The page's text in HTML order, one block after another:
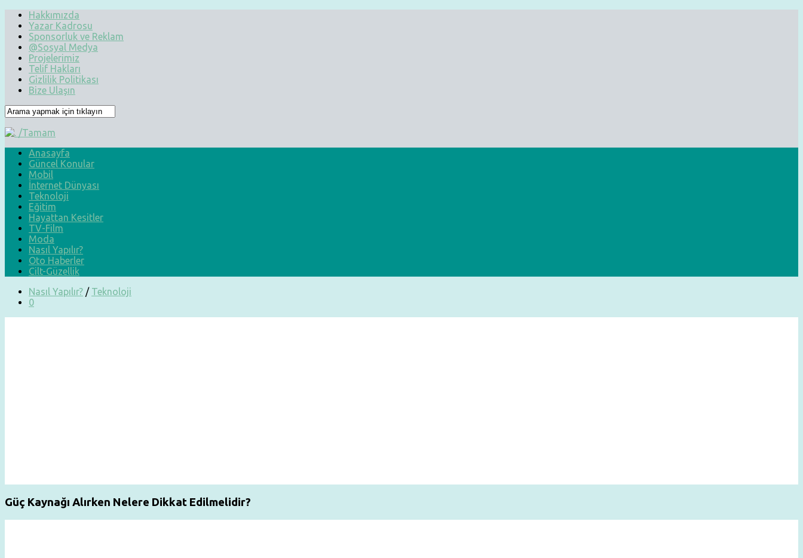
Hakkımızda
Yazar Kadrosu
Sponsorluk ve Reklam
@Sosyal Medya
Projelerimiz
Telif Hakları
Gizlilik Politikası
Bize Ulaşın
Anasayfa
Güncel Konular
Mobil
İnternet Dünyası
Teknoloji
Eğitim
Hayattan Kesitler
TV-Film
Moda
Nasıl Yapılır?
Oto Haberler
Cilt-Güzellik
Nasıl Yapılır? / Teknoloji
0
Güç Kaynağı Alırken Nelere Dikkat Edilmelidir?